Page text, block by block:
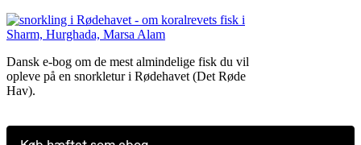
Dansk e-bog om de mest almindelige fisk du vil
opleve på en snorkletur i Rødehavet (Det Røde
Hav).